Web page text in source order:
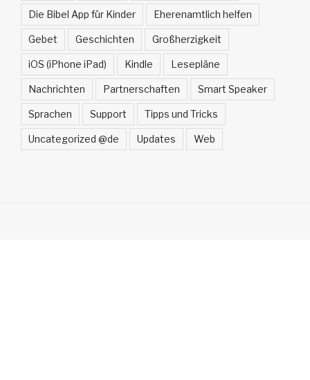
Die Bibel App für Kinder Eherenamtlich helfen
Gebet Geschichten Großherzigkeit
iOS (iPhone iPad) Kindle Lesepläne
Nachrichten Partnerschaften Smart Speaker
Sprachen Support Tipps und Tricks
Uncategorized @de Updates Web